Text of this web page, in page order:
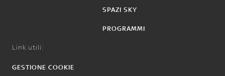
SPAZI SKY
PROGRAMMI
Link utili:
GESTIONE COOKIE